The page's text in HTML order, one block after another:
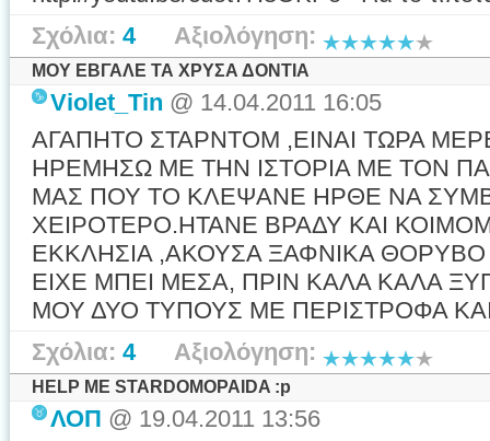
Σχόλια: 4Αξιολόγηση:
ΜOY ΕΒΓΑΛΕ ΤΑ ΧΡΥΣΑ ΔΟΝΤΙΑ
Violet_Tin @ 14.04.2011 16:05
ΑΓΑΠΗΤΟ ΣΤΑΡΝΤΟΜ ,ΕΙΝΑΙ ΤΩΡΑ
ΗΡΕΜΗΣΩ ΜΕ ΤΗΝ ΙΣΤΟΡΙΑ ΜΕ ΤΟΝ
ΜΑΣ ΠΟΥ ΤΟ ΚΛΕΨΑΝΕ ΗΡΘΕ ΝΑ
ΧΕΙΡΟΤΕΡΟ.ΗΤΑΝΕ ΒΡΑΔΥ ΚΑΙ
ΕΚΚΛΗΣΙΑ ,ΑΚΟΥΣΑ ΞΑΦΝΙΚΑ ΘΟΡΥΒΟ
ΕΙΧΕ ΜΠΕΙ ΜΕΣΑ, ΠΡΙΝ ΚΑΛΑ ΚΑΛΑ
ΜΟΥ ΔΥΟ ΤΥΠΟΥΣ ΜΕ ΠΕΡΙΣΤΡΟΦΑ
Σχόλια: 4Αξιολόγηση:
HELP ME STARDOMOPAIDA :p
ΛΟΠ @ 19.04.2011 13:56